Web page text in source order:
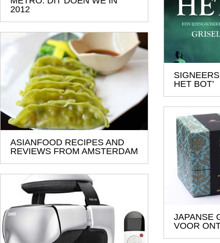
2012
HET BOT’
ASIANFOOD RECIPES AND
REVIEWS FROM AMSTERDAM
JAPANSE
VOOR